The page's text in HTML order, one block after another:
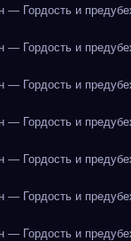
— Гордость и
— Гордость и
— Гордость и
— Гордость и
— Гордость и
— Гордость и
— Гордость и